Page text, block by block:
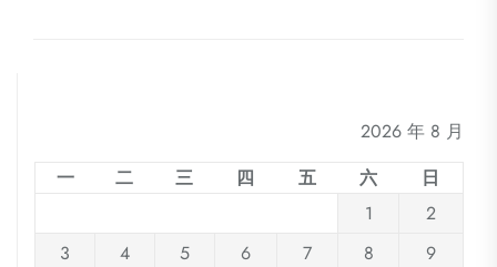
2026 年 8 月
一
二 三 四 五 六
日
1
2
3
4 5 6 7 8
9